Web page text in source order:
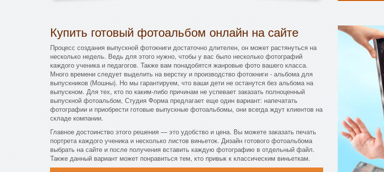
Купить готовый фотоальбом онлайн на сайте
Процесс создания выпускной фотокниги достаточно длителен, он может растянуться на
несколько недель. Ведь для этого нужно, чтобы у вас было несколько фотографий
каждого ученика и педагогов. Также вам понадобятся жанровые фото вашего класса.
Много времени следует выделить на верстку и производство фотокниги - альбома для
выпускников (Мошны). Но мы гарантируем, что ваши дети не останутся без альбома на
выпускном. Для тех, кто по каким-либо причинам не успевает заказать полноценный
выпускной фотоальбом, Студия Форма предлагает еще один вариант: напечатать
фотографии и приобрести готовые выпускные фотоальбомы, они всегда ждут клиентов на
складе компании.
Главное достоинство этого решения — это удобство и цена. Вы можете заказать печать
портрета каждого ученика и несколько листов виньеток. Дизайн готового фотоальбома
выбрать на сайте и после получения вставить каждую фотографию в отдельный файл.
Также данный вариант может понравиться тем, кто привык к классическим виньеткам.